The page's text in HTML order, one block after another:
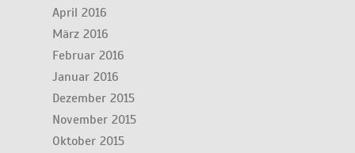
April 2016
März 2016
Februar 2016
Januar 2016
Dezember 2015
November 2015
Oktober 2015